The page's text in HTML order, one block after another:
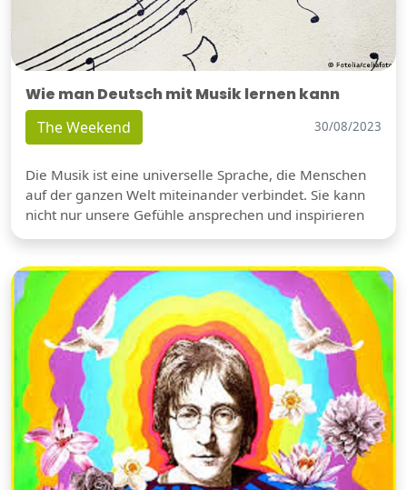
Wie man Deutsch mit Musik lernen kann
The Weekend 30/08/2023
Die Musik ist eine universelle Sprache, die Menschen
auf der ganzen Welt miteinander verbindet. Sie kann
nicht nur unsere Gefühle ansprechen und inspirieren